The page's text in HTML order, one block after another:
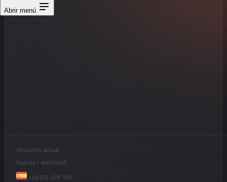
Abrir menú
Situación actual
Pedido / #4556435
+34 622-678-910